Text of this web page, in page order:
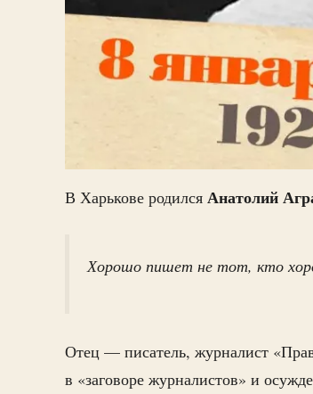
В Харькове родился Анатолий
Хорошо пишет не тот, кто
Отец — писатель, журналист
в «заговоре журналистов» и